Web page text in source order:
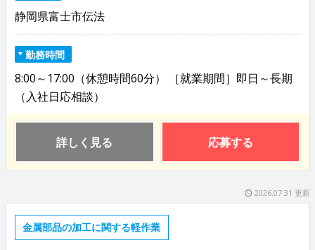
静岡県富士市伝法
勤務時間
8:00～17:00（休憩時間60分） ［就業期間］即日～長期
（入社日応相談）
詳しく見る 応募する
2026.07.31 更新
金属部品の加工に関する軽作業